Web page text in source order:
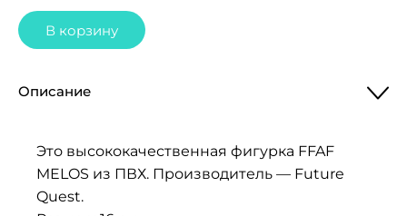
В корзину
Описание
Это высококачественная фигурка FFAF
MELOS из ПВХ. Производитель — Future
Quest.